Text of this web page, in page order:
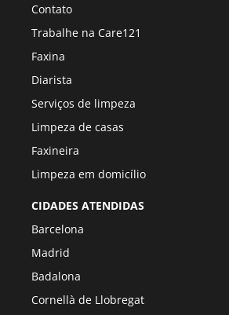
Contato
Trabalhe na Care121
Faxina
Diarista
Serviços de limpeza
Limpeza de casas
Faxineira
Limpeza em domicílio
CIDADES ATENDIDAS
Barcelona
Madrid
Badalona
Cornellà de Llobregat